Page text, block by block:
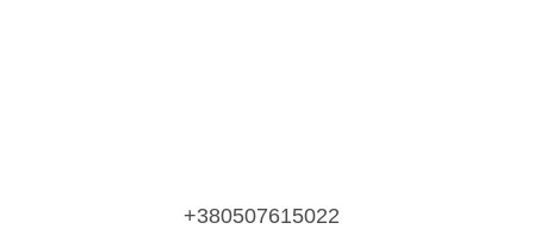
+380507615022